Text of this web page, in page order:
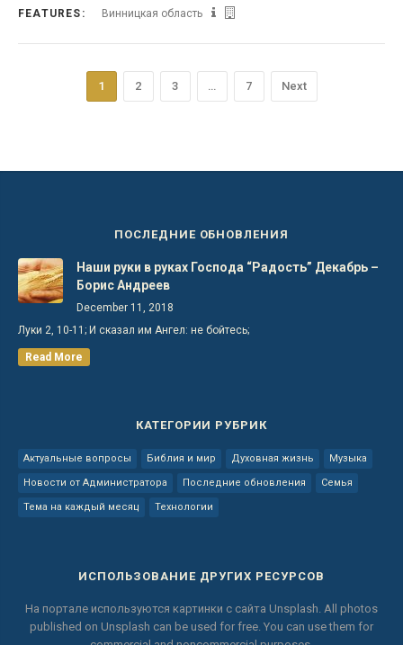
FEATURES:
Винницкая область
1 2 3 … 7 Next
ПОСЛЕДНИЕ ОБНОВЛЕНИЯ
Наши руки в руках Господа “Радость” Декабрь –
Борис Андреев
December 11, 2018
Луки 2, 10-11; И сказал им Ангел: не бойтесь;
Read More
КАТЕГОРИИ РУБРИК
Актуальные вопросы Библия и мир Духовная жизнь Музыка
Новости от Администратора Последние обновления Семья
Тема на каждый месяц Технологии
ИСПОЛЬЗОВАНИЕ ДРУГИХ РЕСУРСОВ
На портале используются картинки с сайта Unsplash. All photos
published on Unsplash can be used for free. You can use them for